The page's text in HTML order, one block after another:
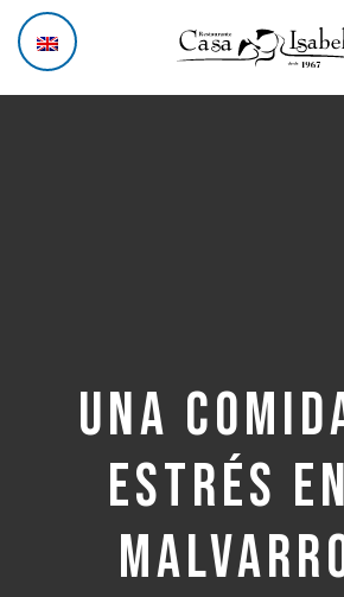
Skip
content
Una
estrés
Post
navigation